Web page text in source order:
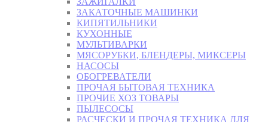
ЗАКАТОЧНЫЕ МАШИНКИ
КИПЯТИЛЬНИКИ
КУХОННЫЕ
МУЛЬТИВАРКИ
МЯСОРУБКИ, БЛЕНДЕРЫ, МИКСЕРЫ
НАСОСЫ
ОБОГРЕВАТЕЛИ
ПРОЧАЯ БЫТОВАЯ ТЕХНИКА
ПРОЧИЕ ХОЗ ТОВАРЫ
ПЫЛЕСОСЫ
РАСЧЕСКИ И ПРОЧАЯ ТЕХНИКА ДЛЯ